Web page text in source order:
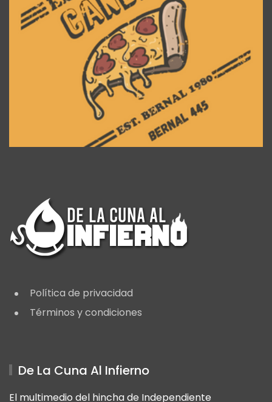
Política de privacidad
Términos y condiciones
De La Cuna Al Infierno
El multimedio del hincha de Independiente